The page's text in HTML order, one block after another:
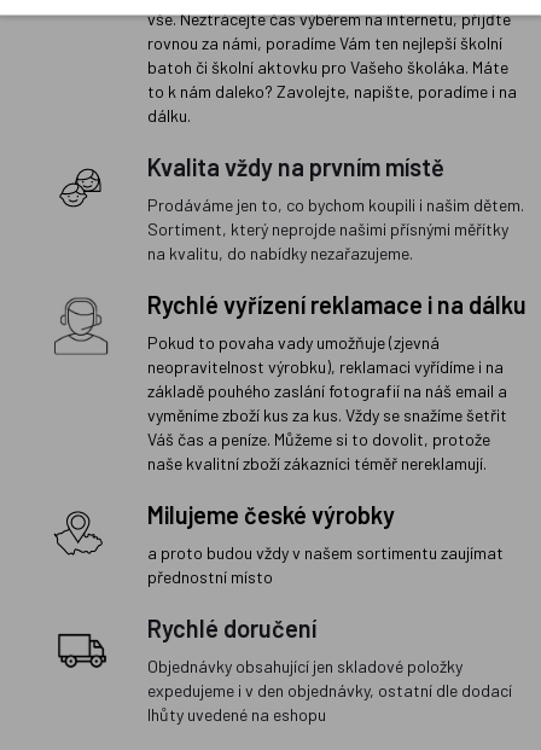
vše. Neztrácejte čas výběrem na internetu, přijďte
rovnou za námi, poradíme Vám ten nejlepší školní
batoh či školní aktovku pro Vašeho školáka. Máte
to k nám daleko? Zavolejte, napište, poradíme i na
dálku.
Kvalita vždy na prvním místě
Prodáváme jen to, co bychom koupili i našim dětem.
Sortiment, který neprojde našimi přísnými měřítky
na kvalitu, do nabídky nezařazujeme.
Rychlé vyřízení reklamace i na dálku
Pokud to povaha vady umožňuje (zjevná
neopravitelnost výrobku), reklamaci vyřídíme i na
základě pouhého zaslání fotografií na náš email a
vyměníme zboží kus za kus. Vždy se snažíme šetřit
Váš čas a peníze. Můžeme si to dovolit, protože
naše kvalitní zboží zákazníci téměř nereklamují.
Milujeme české výrobky
a proto budou vždy v našem sortimentu zaujímat
přednostní místo
Rychlé doručení
Objednávky obsahující jen skladové položky
expedujeme i v den objednávky, ostatní dle dodací
lhůty uvedené na eshopu